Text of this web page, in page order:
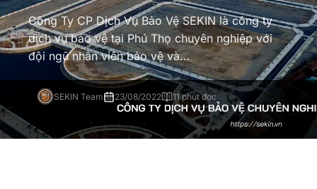
Công Ty CP Dịch Vụ Bảo Vệ SEKIN là công ty
dịch vụ bảo vệ tại Phú Thọ chuyên nghiệp với
đội ngũ nhân viên bảo vệ và…
SEKIN Team 23/08/2022 11 phút đọc